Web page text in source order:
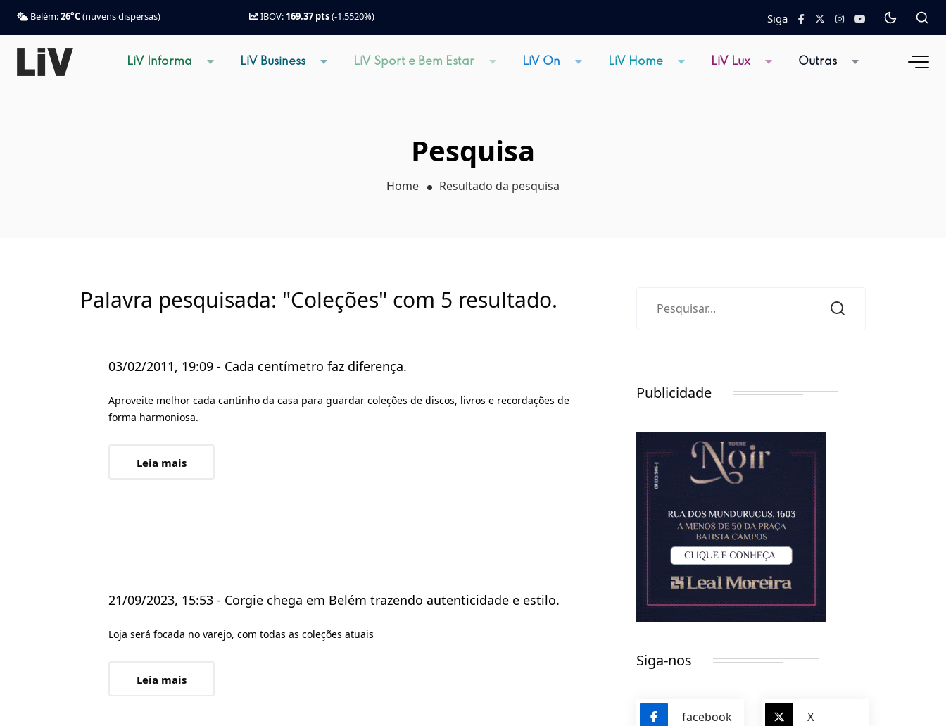
Belém:26°C(nuvens dispersas) IBOV: 169.37 pts(-1.5520%) Siga
LiV Informa LiV Business LiV Sport e Bem Estar LiV On LiV Home LiV Lux Outras
Pesquisa
Home Resultado da pesquisa
Palavra pesquisada: "Coleções" com 5 resultado.
03/02/2011, 19:09 - Cada centímetro faz diferença.
Aproveite melhor cada cantinho da casa para guardar coleções de discos, livros e recordações de
forma harmoniosa.
Leia mais
21/09/2023, 15:53 - Corgie chega em Belém trazendo autenticidade e estilo.
Loja será focada no varejo, com todas as coleções atuais
Leia mais
Publicidade
Siga-nos
facebook X